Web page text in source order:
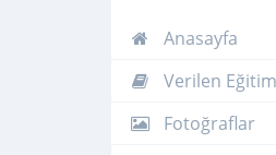
Anasayfa
Verilen
Fotoğraflar